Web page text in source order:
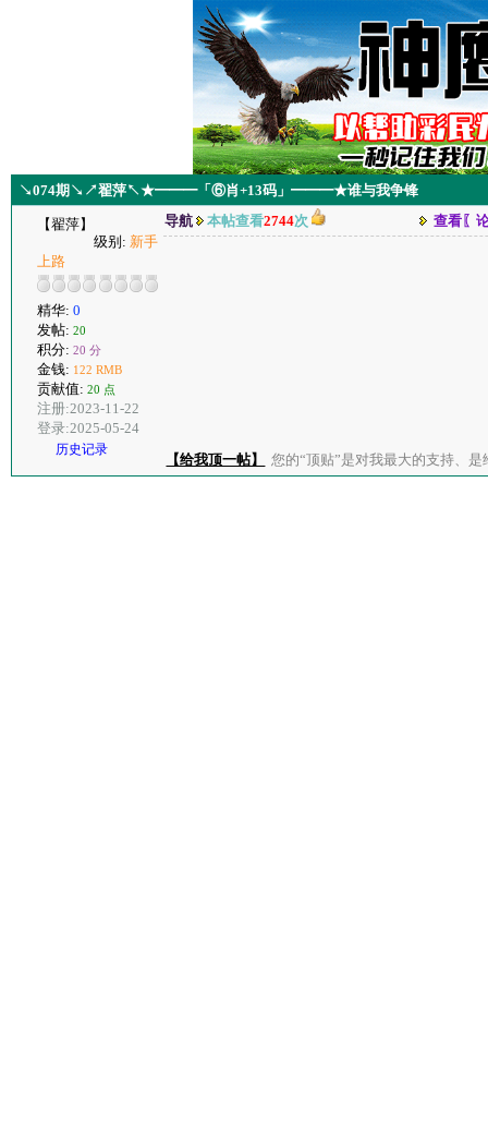
↘074期↘↗翟萍↖★━━━「⑥肖+13码」━━━★谁与我争锋
【翟萍】
级别: 新手
上路
精华: 0
发帖: 20
积分: 20 分
金钱: 122 RMB
贡献值: 20 点
注册:2023-11-22
登录:2025-05-24
历史记录
导航 本帖查看2744次 查看〖
【给我顶一帖】 您的“顶贴”是对我最大的支持、